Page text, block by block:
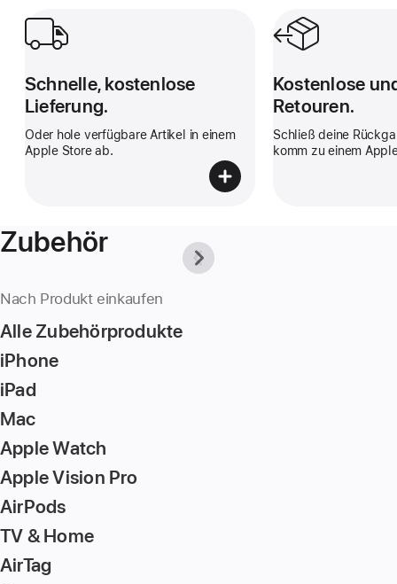
Schnelle, kostenlose
Lieferung.
Oder hole verfügbare Artikel in einem
Apple Store ab.
Schnelle, kostenlose Lieferung.
Kostenlose
Retouren.
Schließ deine
komm zu einem
Kostenlose und
Zubehör
Nach Produkt einkaufen
Alle Zubehörprodukte
iPhone
iPad
Mac
Apple Watch
Apple Vision Pro
AirPods
TV & Home
AirTag